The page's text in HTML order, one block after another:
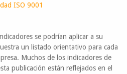
ISO 9001
se podrían aplicar a su
un listado orientativo para cada
Muchos de los indicadores de
publicación están reflejados en el